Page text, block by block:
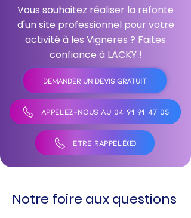
Vous souhaitez réaliser la refonte
d'un site professionnel pour votre
activité à les Vigneres ? Faites
confiance à LACKY !
DEMANDER UN DEVIS GRATUIT
APPELEZ-NOUS AU 04 91 91 47 05
ÊTRE RAPPELÉ(E)
Notre foire aux questions